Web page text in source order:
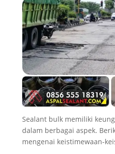
Sealant bulk memiliki
dalam berbagai aspek.
mengenai keistimewaan-